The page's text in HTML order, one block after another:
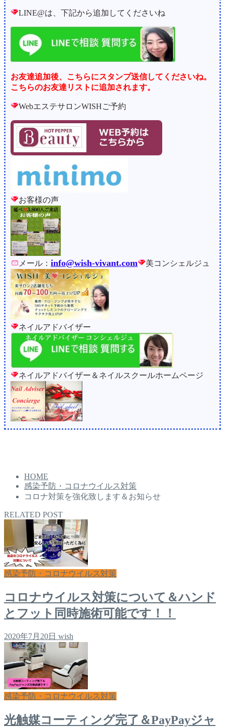
LINE@は、下記から追加してくださいね
お友達追加後、こちらにスタンプ送信してくださいね。
こちらのお友達リストに追加されます。
WebエステサロンWISHご予約
お客様の声
メール： info@wish-vivant.com 美コンシェルジュ
ネイルアドバイザー
ネイルアドバイザー＆ネイルスクールホームページ
HOME
感染予防・コロナウイルス対策
コロナ対策を強化致します＆お知らせ
RELATED POST
感染予防・コロナウイルス対策
コロナウイルス対策について＆ハンド
とフット同時施術可能です！！
2020年7月20日 wish
感染予防・コロナウイルス対策
光触媒コーティング完了＆PayPayジャ